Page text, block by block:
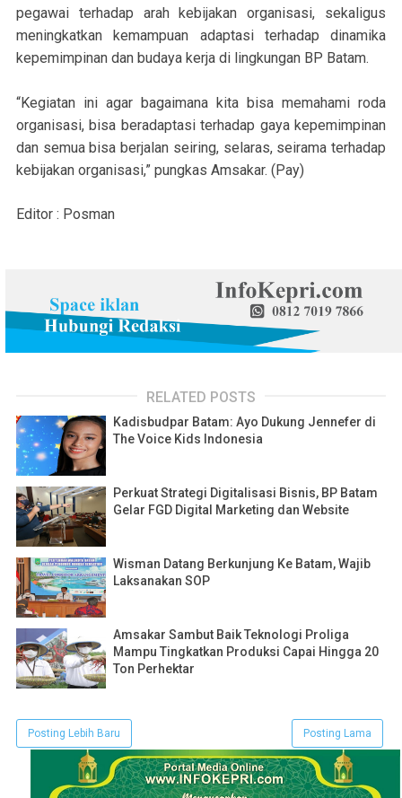
pegawai terhadap arah kebijakan organisasi, sekaligus
meningkatkan kemampuan adaptasi terhadap dinamika
kepemimpinan dan budaya kerja di lingkungan BP Batam.
“Kegiatan ini agar bagaimana kita bisa memahami roda
organisasi, bisa beradaptasi terhadap gaya kepemimpinan
dan semua bisa berjalan seiring, selaras, seirama terhadap
kebijakan organisasi,” pungkas Amsakar. (Pay)
Editor : Posman
RELATED POSTS
Kadisbudpar Batam: Ayo Dukung Jennefer di
The Voice Kids Indonesia
Perkuat Strategi Digitalisasi Bisnis, BP Batam
Gelar FGD Digital Marketing dan Website
Wisman Datang Berkunjung Ke Batam, Wajib
Laksanakan SOP
Amsakar Sambut Baik Teknologi Proliga
Mampu Tingkatkan Produksi Capai Hingga 20
Ton Perhektar
Posting Lebih Baru Posting Lama